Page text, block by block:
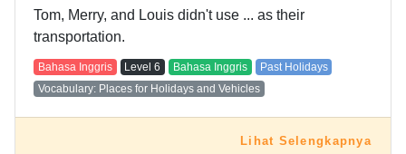
Tom, Merry, and Louis didn't use ... as their
transportation.
Bahasa Inggris Level 6 Bahasa Inggris
Past Holidays
Vocabulary: Places for Holidays and Vehicles
Lihat Selengkapnya